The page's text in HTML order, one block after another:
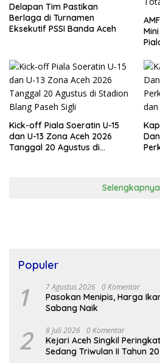
Delapan Tim Pastikan
Berlaga di Turnamen
Eksekutif PSSI Banda Aceh
Kick-off Piala Soeratin U-15
dan U-13 Zona Aceh 2026
Tanggal 20 Agustus di
Selengkapnya
Populer
1 7 Agustus 2026 0 Komentar
Pasokan Menipis, Harga
Sabang Naik
2 8 Juli 2026 0 Komentar
Kejari Aceh Singkil
Sedang Triwulan II Tahun